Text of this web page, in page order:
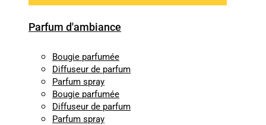
Parfum d'ambiance
Bougie parfumée
Diffuseur de parfum
Parfum spray
Bougie parfumée
Diffuseur de parfum
Parfum spray